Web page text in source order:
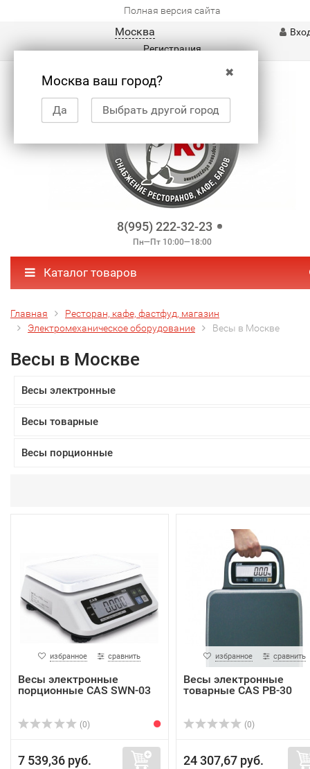
Полная версия сайта
Москва
✖
Москва ваш город?
Да Выбрать другой город
Регистрация
8(995) 222-32-23
Пн—Пт 10:00—18:00
Каталог товаров
Главная
Ресторан, кафе, фастфуд, магазин
Электромеханическое оборудование
Весы в Москве
Весы в Москве
Весы электронные
Весы товарные
Весы порционные
избранное сравнить
Весы электронные
порционные CAS SWN-03
(0)
7 539,36 руб.
избранное сравнить
Весы электронные
товарные CAS PB-30
(0)
24 307,67 руб.